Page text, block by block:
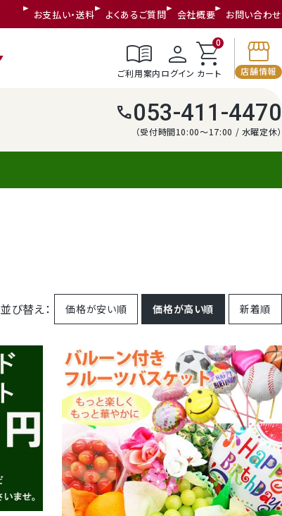
お支払い・送料 よくあるご質問 会社概要 お問い合わせ
menu_book
ご利用案内
person
ログイン
shopping_cart
0
カート
storefront
店舗情報
call053-411-4470
（受付時間10:00～17:00 / 水曜定休）
並び替え 価格が安い順 価格が高い順 新着順